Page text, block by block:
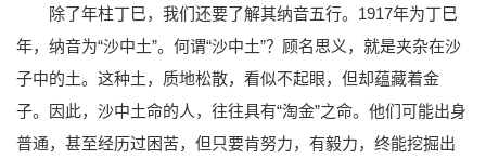
除了年柱丁巳，我们还要了解其纳音五行。1917年为丁巳
年，纳音为“沙中土”。何谓“沙中土”？顾名思义，就是夹杂在沙
子中的土。这种土，质地松散，看似不起眼，但却蕴藏着金
子。因此，沙中土命的人，往往具有“淘金”之命。他们可能出身
普通，甚至经历过困苦，但只要肯努力，有毅力，终能挖掘出